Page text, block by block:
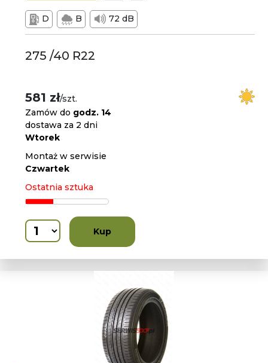
D B 72 dB
275 /40 R22
581 zł/szt.
Zamów do godz. 14
dostawa za 2 dni
Wtorek
Montaż w serwisie
Czwartek
Ostatnia sztuka
Kup